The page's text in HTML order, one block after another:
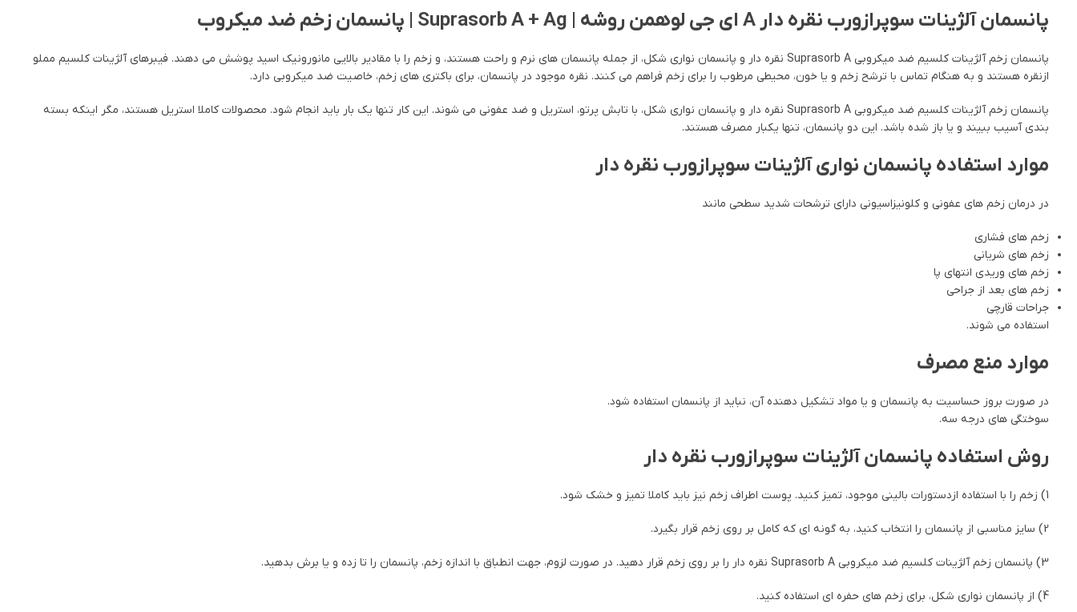
پانسمان آلژینات سوپرازورب نقره دار A ای جی لوهمن روشه | Suprasorb A + Ag | پانسمان زخم ضد میکروب
پانسمان زخم آلژینات کلسیم ضد میکروبی Suprasorb A نقره دار و پانسمان نواری شکل، از جمله پانسمان های نرم و راحت هستند، و زخم را با مقادیر بالایی مانورونیک اسید پوشش می دهند. فیبرهای آلژینات کلسیم مملو
ازنقره هستند و به هنگام تماس با ترشح زخم و یا خون، محیطی مرطوب را برای زخم فراهم می کنند. نقره موجود در پانسمان، برای باکتری های زخم، خاصیت ضد میکروبی دارد.
پانسمان زخم آلژینات کلسیم ضد میکروبی Suprasorb A نقره دار و پانسمان نواری شکل، با تابش پرتو، استریل و ضد عفونی می شوند. این کار تنها یک بار باید انجام شود. محصولات کاملا استریل هستند، مگر اینکه بسته
بندی آسیب ببیند و یا باز شده باشد. این دو پانسمان، تنها یکبار مصرف هستند.
موارد استفاده پانسمان نواری آلژینات سوپرازورب نقره دار
در درمان زخم های عفونی و کلونیزاسیونی دارای ترشحات شدید سطحی مانند
زخم های فشاری
زخم های شریانی
زخم های وریدی انتهای پا
زخم های بعد از جراحی
جراحات قارچی
استفاده می شوند.
موارد منع مصرف
در صورت بروز حساسیت به پانسمان و یا مواد تشکیل دهنده آن، نباید از پانسمان استفاده شود.
سوختگی های درجه سه.
روش استفاده پانسمان آلژینات سوپرازورب نقره دار
1) زخم را با استفاده ازدستورات بالینی موجود، تمیز کنید. پوست اطراف زخم نیز باید کاملا تمیز و خشک شود.
2) سایز مناسبی از پانسمان را انتخاب کنید، به گونه ای که کامل بر روی زخم قرار بگیرد.
3) پانسمان زخم آلژینات کلسیم ضد میکروبی Suprasorb A نقره دار را بر روی زخم قرار دهید. در صورت لزوم، جهت انطباق با اندازه زخم، پانسمان را تا زده و یا برش بدهید.
4) از پانسمان نواری شکل، برای زخم های حفره ای استفاده کنید.